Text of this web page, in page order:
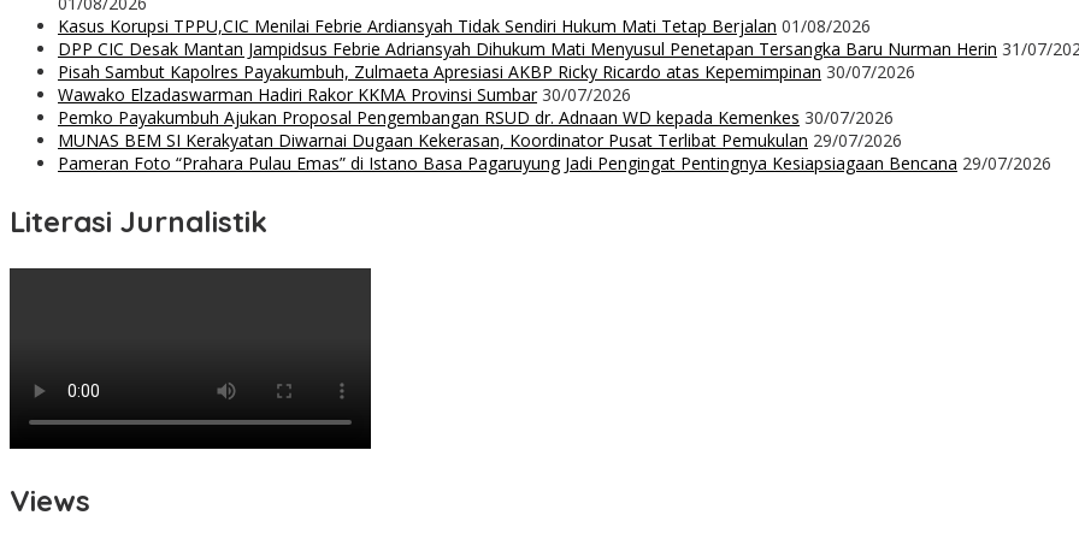
Kasus Korupsi TPPU,CIC Menilai Febrie Ardiansyah Tidak Sendiri Hukum Mati Tetap Berjalan 01/08/2026
DPP CIC Desak Mantan Jampidsus Febrie Adriansyah Dihukum Mati Menyusul Penetapan Tersangka Baru Nurman Herin 31/07/
Pisah Sambut Kapolres Payakumbuh, Zulmaeta Apresiasi AKBP Ricky Ricardo atas Kepemimpinan 30/07/2026
Wawako Elzadaswarman Hadiri Rakor KKMA Provinsi Sumbar 30/07/2026
Pemko Payakumbuh Ajukan Proposal Pengembangan RSUD dr. Adnaan WD kepada Kemenkes 30/07/2026
MUNAS BEM SI Kerakyatan Diwarnai Dugaan Kekerasan, Koordinator Pusat Terlibat Pemukulan 29/07/2026
Pameran Foto “Prahara Pulau Emas” di Istano Basa Pagaruyung Jadi Pengingat Pentingnya Kesiapsiagaan Bencana 29/07/2026
Literasi Jurnalistik
Views